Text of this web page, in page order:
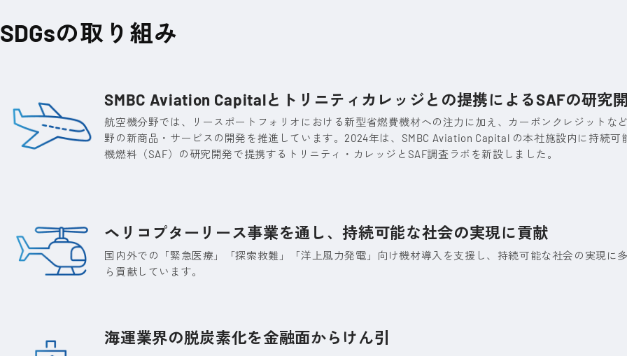
SDGsの取り組み
SMBC Aviation Capitalとトリニティカレッジとの提携によるSAFの研究
航空機分野では、リースポートフォリオにおける新型省燃費機材への注力に加え、カーボンクレジットな
野の新商品・サービスの開発を推進しています。2024年は、SMBC Aviation Capital の本社施設内に持続可
機燃料（SAF）の研究開発で提携するトリニティ・カレッジとSAF調査ラボを新設しました。
ヘリコプターリース事業を通し、持続可能な社会の実現に貢献
国内外での「緊急医療」「探索救難」「洋上風力発電」向け機材導入を支援し、持続可能な社会の実現に
ら貢献しています。
海運業界の脱炭素化を金融面からけん引